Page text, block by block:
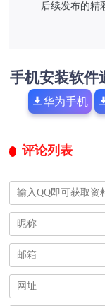
后续发布的精
手机安装软件
华为手机
评论列表